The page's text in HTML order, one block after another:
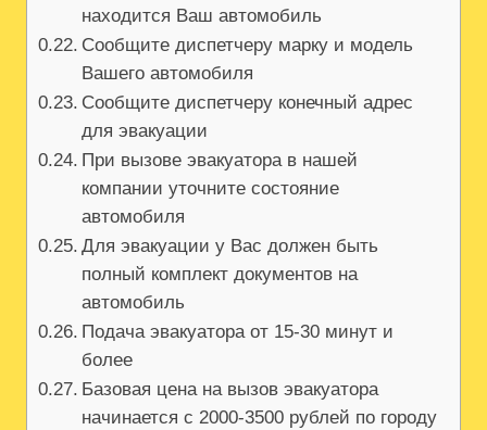
находится Ваш автомобиль
Сообщите диспетчеру марку и модель
Вашего автомобиля
Сообщите диспетчеру конечный адрес
для эвакуации
При вызове эвакуатора в нашей
компании уточните состояние
автомобиля
Для эвакуации у Вас должен быть
полный комплект документов на
автомобиль
Подача эвакуатора от 15-30 минут и
более
Базовая цена на вызов эвакуатора
начинается с 2000-3500 рублей по городу